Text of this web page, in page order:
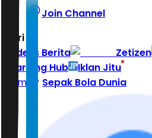
Join Channel
Hari ini
Indeks Berita
Zetizen
Learning Hub
Iklan Jitu
Home
Sepak Bola Dunia